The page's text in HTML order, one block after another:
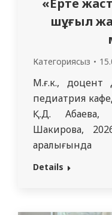
шұғыл
Категориясыз
М.ғ.к., доцент
педиатрия
Қ.Д. Абаева,
Шакирова,
аралығында
арналған
Details